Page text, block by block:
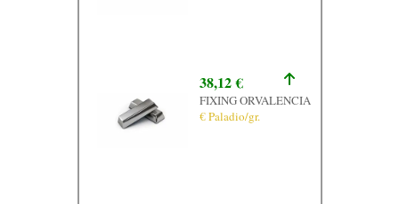
38,12 €
FIXING ORVALENCIA
€ Paladio/gr.